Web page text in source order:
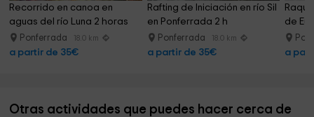
Recorrido en canoa en
aguas del río Luna 2 horas
Ponferrada 18.0 km
a partir de 35€
Rafting de Iniciación en río Sil
en Ponferrada 2 h
Ponferrada 18.0 km
a partir de 35€
de
a
Otras actividades que puedes hacer cerca de